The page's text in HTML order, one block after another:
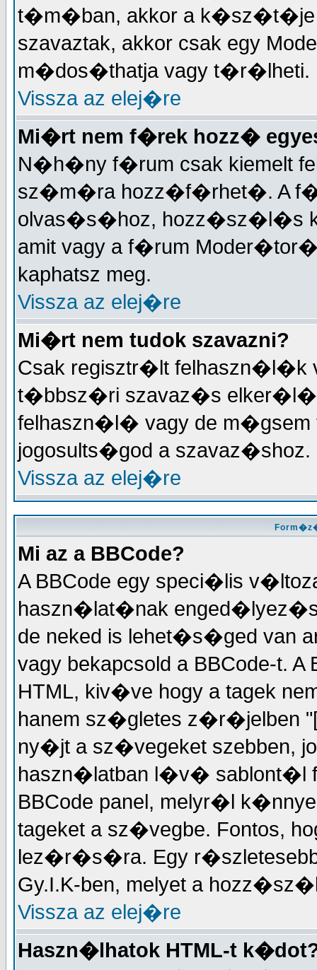
t�m�ban, akkor a
szavaztak, akkor csak egy
m�dos�thatja vagy t�r�lheti.
Vissza az elej�re
Mi�rt nem f�rek hozz�
N�h�ny f�rum csak kiemelt
sz�m�ra hozz�f�rhet�. A
olvas�s�hoz, hozz�sz�l�s
amit vagy a f�rum
kaphatsz meg.
Vissza az elej�re
Mi�rt nem tudok szavazni?
Csak regisztr�lt felhaszn�l�k
t�bbsz�ri szavaz�s
felhaszn�l� vagy de m�gsem
jogosults�god a szavaz�shoz.
Vissza az elej�re
Mi az a BBCode?
A BBCode egy speci�lis
haszn�lat�nak
de neked is lehet�s�ged van
vagy bekapcsold a BBCode-t.
HTML, kiv�ve hogy a tagek
hanem sz�gletes z�r�jelben
ny�jt a sz�vegeket szebben,
haszn�latban l�v� sablont�l
BBCode panel, melyr�l
tageket a sz�vegbe. Fontos,
lez�r�s�ra. Egy
Gy.I.K-ben, melyet a
Vissza az elej�re
Haszn�lhatok HTML-t